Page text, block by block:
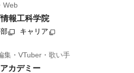
Web
報工科学院
キャリア
集・VTuber・歌い手
カデミー